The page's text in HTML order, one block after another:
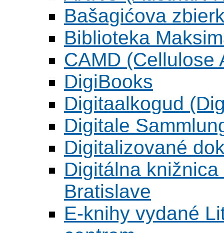
Bašagićova
Biblioteka
CAMD (Cellulose
DigiBooks
Digitaalkogud
Digitale
Digitalizované
Digitálna
Bratislave
E-knihy vydané